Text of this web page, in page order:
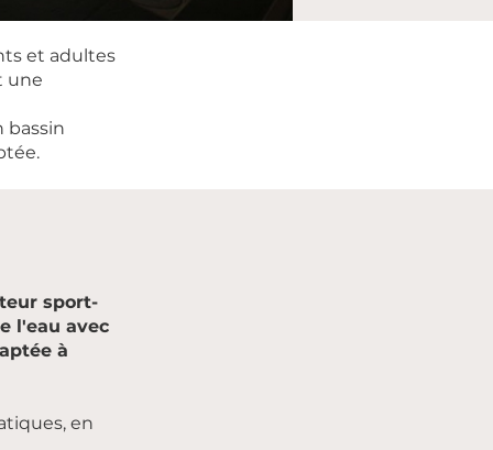
et adultes
une
bassin
sport-
l'eau avec
à
en